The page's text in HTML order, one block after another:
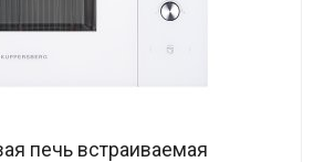
печь встраиваемая